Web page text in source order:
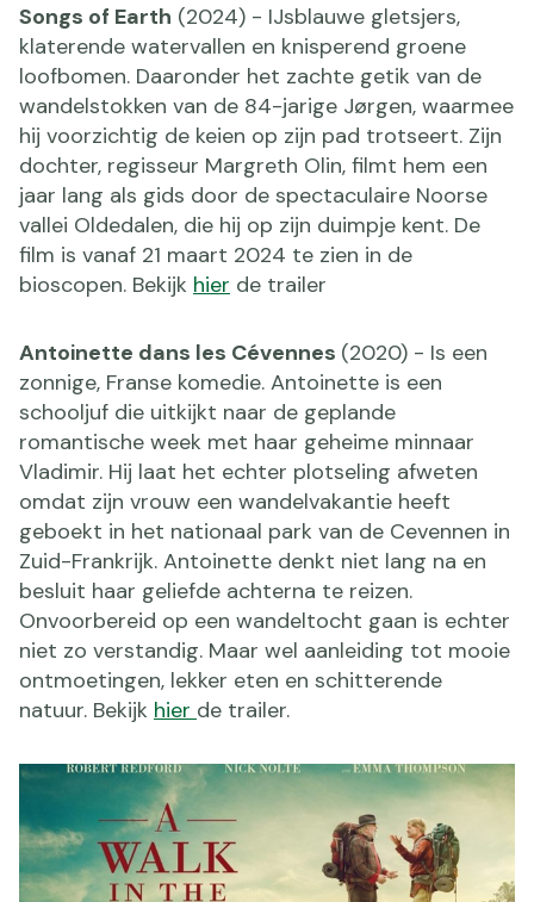
Songs of Earth (2024) - IJsblauwe gletsjers,
klaterende watervallen en knisperend groene
loofbomen. Daaronder het zachte getik van de
wandelstokken van de 84-jarige Jørgen, waarmee
hij voorzichtig de keien op zijn pad trotseert. Zijn
dochter, regisseur Margreth Olin, filmt hem een
jaar lang als gids door de spectaculaire Noorse
vallei Oldedalen, die hij op zijn duimpje kent. De
film is vanaf 21 maart 2024 te zien in de
bioscopen. Bekijk hier de trailer
Antoinette dans les Cévennes (2020) - Is een
zonnige, Franse komedie. Antoinette is een
schooljuf die uitkijkt naar de geplande
romantische week met haar geheime minnaar
Vladimir. Hij laat het echter plotseling afweten
omdat zijn vrouw een wandelvakantie heeft
geboekt in het nationaal park van de Cevennen in
Zuid-Frankrijk. Antoinette denkt niet lang na en
besluit haar geliefde achterna te reizen.
Onvoorbereid op een wandeltocht gaan is echter
niet zo verstandig. Maar wel aanleiding tot mooie
ontmoetingen, lekker eten en schitterende
natuur. Bekijk hier de trailer.